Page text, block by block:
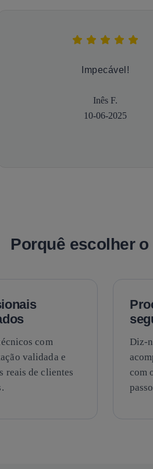
Impecável!
Inês F.
10-06-2025
Porquê escolher o
com
validada e
reais de clientes
Diz-
com